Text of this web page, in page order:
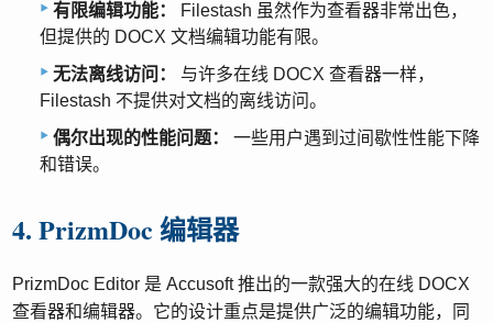
有限编辑功能：
Filestash 虽然作为查看器非常出色，
但提供的 DOCX 文档编辑功能有限。
无法离线访问：
与许多在线 DOCX 查看器一样，
Filestash 不提供对文档的离线访问。
偶尔出现的性能问题：
一些用户遇到过间歇性性能下降
和错误。
4. PrizmDoc 编辑器
PrizmDoc Editor 是 Accusoft 推出的一款强大的在线 DOCX
查看器和编辑器。它的设计重点是提供广泛的编辑功能，同